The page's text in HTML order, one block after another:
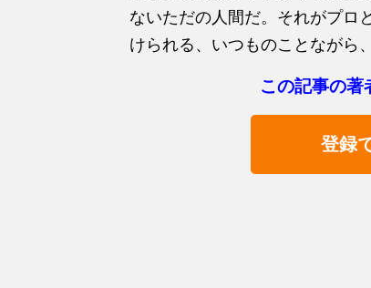
ないただの人間だ。それがプロ
けられる、いつものことながら
この記事の著
登録